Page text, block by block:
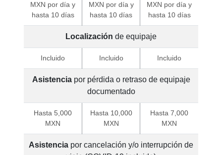
MXN por día y
hasta 10 días
MXN por día y
hasta 10 días
MXN por día y
hasta 10 días
Localización de equipaje
Incluido Incluido Incluido
Asistenciapor pérdida o retraso de equipaje
documentado
Hasta 5,000
MXN
Hasta 10,000
MXN
Hasta 7,000
MXN
Asistencia por cancelación y/o interrupción de